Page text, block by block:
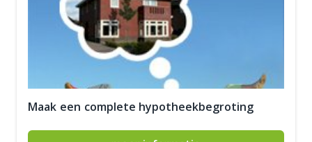
Maak een complete hypotheekbegroting